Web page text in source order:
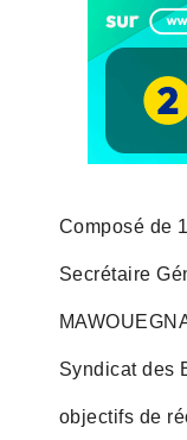
Composé de
Secrétaire
Syndicat des
objectifs de